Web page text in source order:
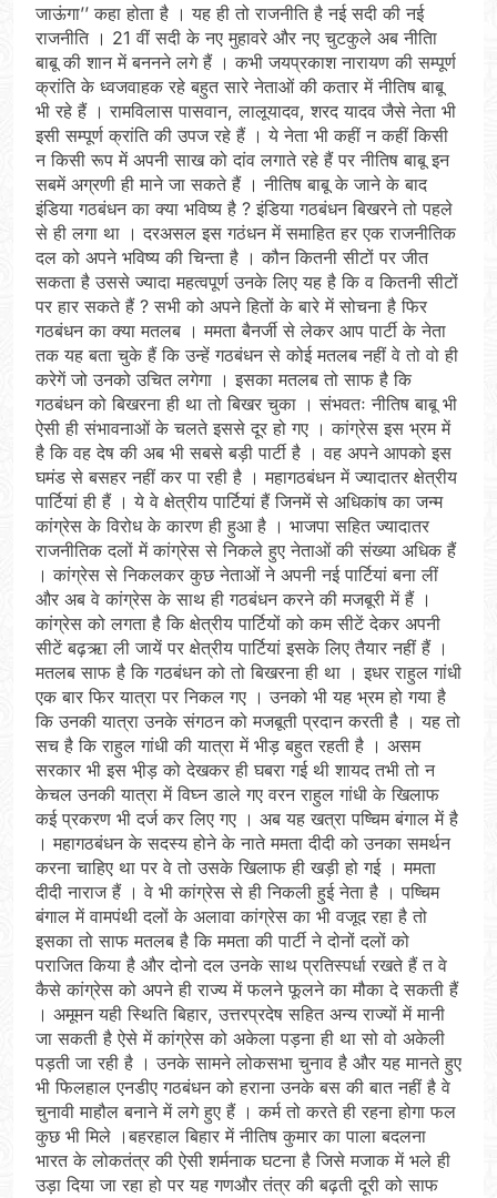
जाऊंगा’’ कहा होता है । यह ही तो राजनीति है नई सदी की नई
राजनीति । 21 वीं सदी के नए मुहावरे और नए चुटकुले अब नीतिा
बाबू की शान में बननने लगे हैं । कभी जयप्रकाश नारायण की सम्पूर्ण
क्रांति के ध्वजवाहक रहे बहुत सारे नेताओं की कतार में नीतिष बाबू
भी रहे हैं । रामविलास पासवान, लालूयादव, शरद यादव जैसे नेता भी
इसी सम्पूर्ण क्रांति की उपज रहे हैं । ये नेता भी कहीं न कहीं किसी
न किसी रूप में अपनी साख को दांव लगाते रहे हैं पर नीतिष बाबू इन
सबमें अग्रणी ही माने जा सकते हैं । नीतिष बाबू के जाने के बाद
इंडिया गठबंधन का क्या भविष्य है ? इंडिया गठबंधन बिखरने तो पहले
से ही लगा था । दरअसल इस गठंधन में समाहित हर एक राजनीतिक
दल को अपने भविष्य की चिन्ता है । कौन कितनी सीटों पर जीत
सकता है उससे ज्यादा महत्वपूर्ण उनके लिए यह है कि व कितनी सीटों
पर हार सकते हैं ? सभी को अपने हितों के बारे में सोचना है फिर
गठबंधन का क्या मतलब । ममता बैनर्जी से लेकर आप पार्टी के नेता
तक यह बता चुके हैं कि उन्हें गठबंधन से कोई मतलब नहीं वे तो वो ही
करेगें जो उनको उचित लगेगा । इसका मतलब तो साफ है कि
गठबंधन को बिखरना ही था तो बिखर चुका । संभवतः नीतिष बाबू भी
ऐसी ही संभावनाओं के चलते इससे दूर हो गए । कांग्रेस इस भ्रम में
है कि वह देष की अब भी सबसे बड़ी पार्टी है । वह अपने आपको इस
घमंड से बसहर नहीं कर पा रही है । महागठबंधन में ज्यादातर क्षेत्रीय
पार्टियां ही हैं । ये वे क्षेत्रीय पार्टियां हैं जिनमें से अधिकांष का जन्म
कांग्रेस के विरोध के कारण ही हुआ है । भाजपा सहित ज्यादातर
राजनीतिक दलों में कांग्रेस से निकले हुए नेताओं की संख्या अधिक हैं
। कांग्रेस से निकलकर कुछ नेताओं ने अपनी नई पार्टियां बना लीं
और अब वे कांग्रेस के साथ ही गठबंधन करने की मजबूरी में हैं ।
कांग्रेस को लगता है कि क्षेत्रीय पार्टियों को कम सीटें देकर अपनी
सीटें बढ़ऋा ली जायें पर क्षेत्रीय पार्टियां इसके लिए तैयार नहीं हैं ।
मतलब साफ है कि गठबंधन को तो बिखरना ही था । इधर राहुल गांधी
एक बार फिर यात्रा पर निकल गए । उनको भी यह भ्रम हो गया है
कि उनकी यात्रा उनके संगठन को मजबूती प्रदान करती है । यह तो
सच है कि राहुल गांधी की यात्रा में भीड़ बहुत रहती है । असम
सरकार भी इस भी़ड़ को देखकर ही घबरा गई थी शायद तभी तो न
केचल उनकी यात्रा में विघ्न डाले गए वरन राहुल गांधी के खिलाफ
कई प्रकरण भी दर्ज कर लिए गए । अब यह खत्रा पष्चिम बंगाल में है
। महागठबंधन के सदस्य होने के नाते ममता दीदी को उनका समर्थन
करना चाहिए था पर वे तो उसके खिलाफ ही खड़ी हो गई । ममता
दीदी नाराज हैं । वे भी कांग्रेस से ही निकली हुई नेता है । पष्चिम
बंगाल में वामपंथी दलों के अलावा कांग्रेस का भी वजूद रहा है तो
इसका तो साफ मतलब है कि ममता की पार्टी ने दोनों दलों को
पराजित किया है और दोनो दल उनके साथ प्रतिस्पर्धा रखते हैं त वे
कैसे कांग्रेस को अपने ही राज्य में फलने फूलने का मौका दे सकती हैं
। अमूमन यही स्थिति बिहार, उत्तरप्रदेष सहित अन्य राज्यों में मानी
जा सकती है ऐसे में कांग्रेस को अकेला पड़ना ही था सो वो अकेली
पड़ती जा रही है । उनके सामने लोकसभा चुनाव है और यह मानते हुए
भी फिलहाल एनडीए गठबंधन को हराना उनके बस की बात नहीं है वे
चुनावी माहौल बनाने में लगे हुए हैं । कर्म तो करते ही रहना होगा फल
कुछ भी मिले ।बहरहाल बिहार में नीतिष कुमार का पाला बदलना
भारत के लोकतंत्र की ऐसी शर्मनाक घटना है जिसे मजाक में भले ही
उड़ा दिया जा रहा हो पर यह गणऔर तंत्र की बढ़ती दूरी को साफ